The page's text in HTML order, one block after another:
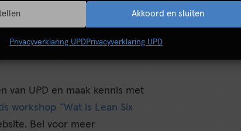
Akkoord en sluiten
Privacyverklaring UPDPrivacyverklaring UPD
van UPD en maak kennis met
workshop “Wat is Lean Six
Bel voor meer